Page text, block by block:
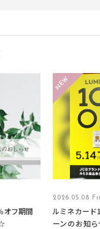
フ期間
2026.05.08 Fri
ルミネカード
ーンのお知ら